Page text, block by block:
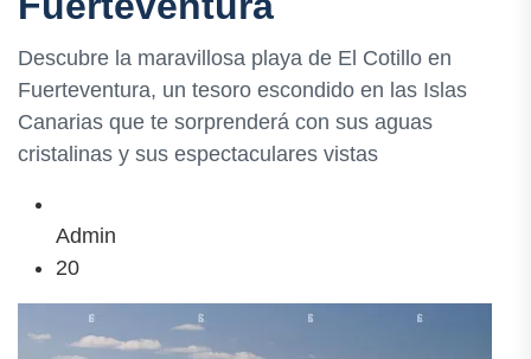
Descubre la maravillosa playa de El Cotillo en
Fuerteventura, un tesoro escondido en las Islas
Canarias que te sorprenderá con sus aguas
cristalinas y sus espectaculares vistas
Admin
20